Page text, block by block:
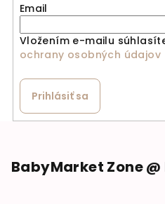
Email
Vložením e-mailu
ochrany osobných údajov
Prihlásiť sa
BabyMarket Zone